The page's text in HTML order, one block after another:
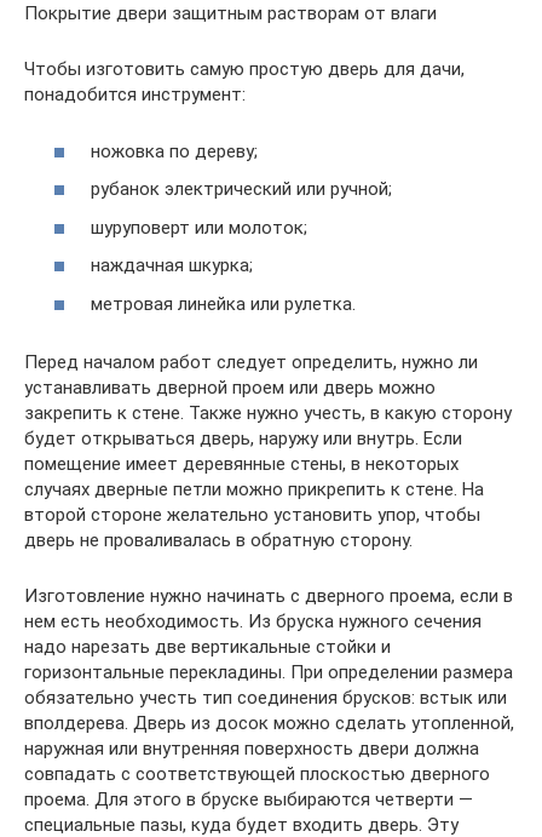
Покрытие двери защитным растворам от влаги
Чтобы изготовить самую простую дверь для дачи,
понадобится инструмент:
ножовка по дереву;
рубанок электрический или ручной;
шуруповерт или молоток;
наждачная шкурка;
метровая линейка или рулетка.
Перед началом работ следует определить, нужно ли
устанавливать дверной проем или дверь можно
закрепить к стене. Также нужно учесть, в какую сторону
будет открываться дверь, наружу или внутрь. Если
помещение имеет деревянные стены, в некоторых
случаях дверные петли можно прикрепить к стене. На
второй стороне желательно установить упор, чтобы
дверь не проваливалась в обратную сторону.
Изготовление нужно начинать с дверного проема, если в
нем есть необходимость. Из бруска нужного сечения
надо нарезать две вертикальные стойки и
горизонтальные перекладины. При определении размера
обязательно учесть тип соединения брусков: встык или
вполдерева. Дверь из досок можно сделать утопленной,
наружная или внутренняя поверхность двери должна
совпадать с соответствующей плоскостью дверного
проема. Для этого в бруске выбираются четверти —
специальные пазы, куда будет входить дверь. Эту